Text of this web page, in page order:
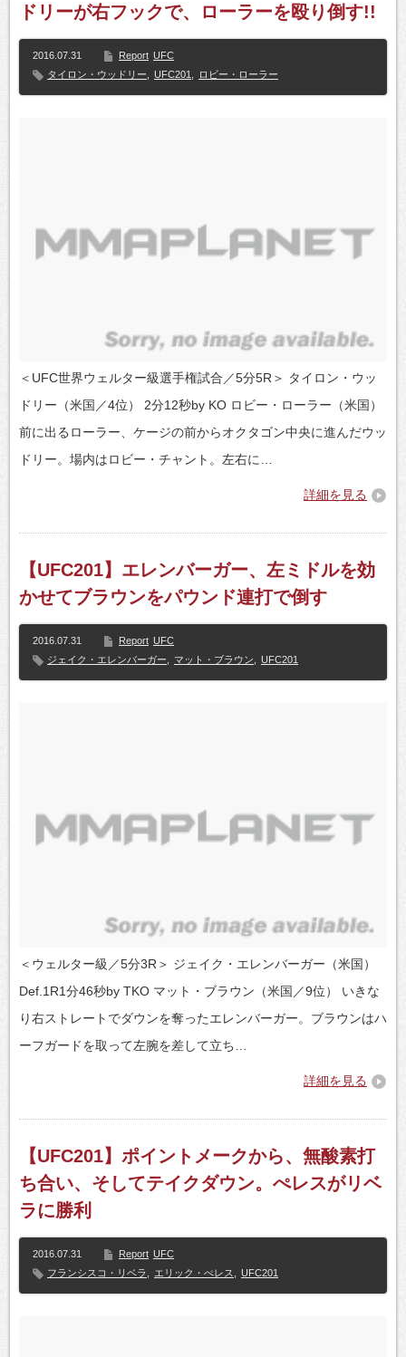
ドリーが右フックで、ローラーを殴り倒す!!
2016.07.31 Report UFC
タイロン・ウッドリー
UFC201 ロビー・ローラー
＜UFC世界ウェルター級選手権試合／5分5R＞ タイロン・ウッ
ドリー（米国／4位） 2分12秒by KO ロビー・ローラー（米国）
前に出るローラー、ケージの前からオクタゴン中央に進んだウッ
ドリー。場内はロビー・チャント。左右に…
詳細を見る
【UFC201】エレンバーガー、左ミドルを効
かせてブラウンをパウンド連打で倒す
2016.07.31 Report UFC
ジェイク・エレンバーガー
マット・ブラウン UFC201
＜ウェルター級／5分3R＞ ジェイク・エレンバーガー（米国）
Def.1R1分46秒by TKO マット・ブラウン（米国／9位） いきな
り右ストレートでダウンを奪ったエレンバーガー。ブラウンはハ
ーフガードを取って左腕を差して立ち…
詳細を見る
【UFC201】ポイントメークから、無酸素打
ち合い、そしてテイクダウン。ぺレスがリベ
ラに勝利
2016.07.31 Report UFC
フランシスコ・リベラ
エリック・ぺレス UFC201